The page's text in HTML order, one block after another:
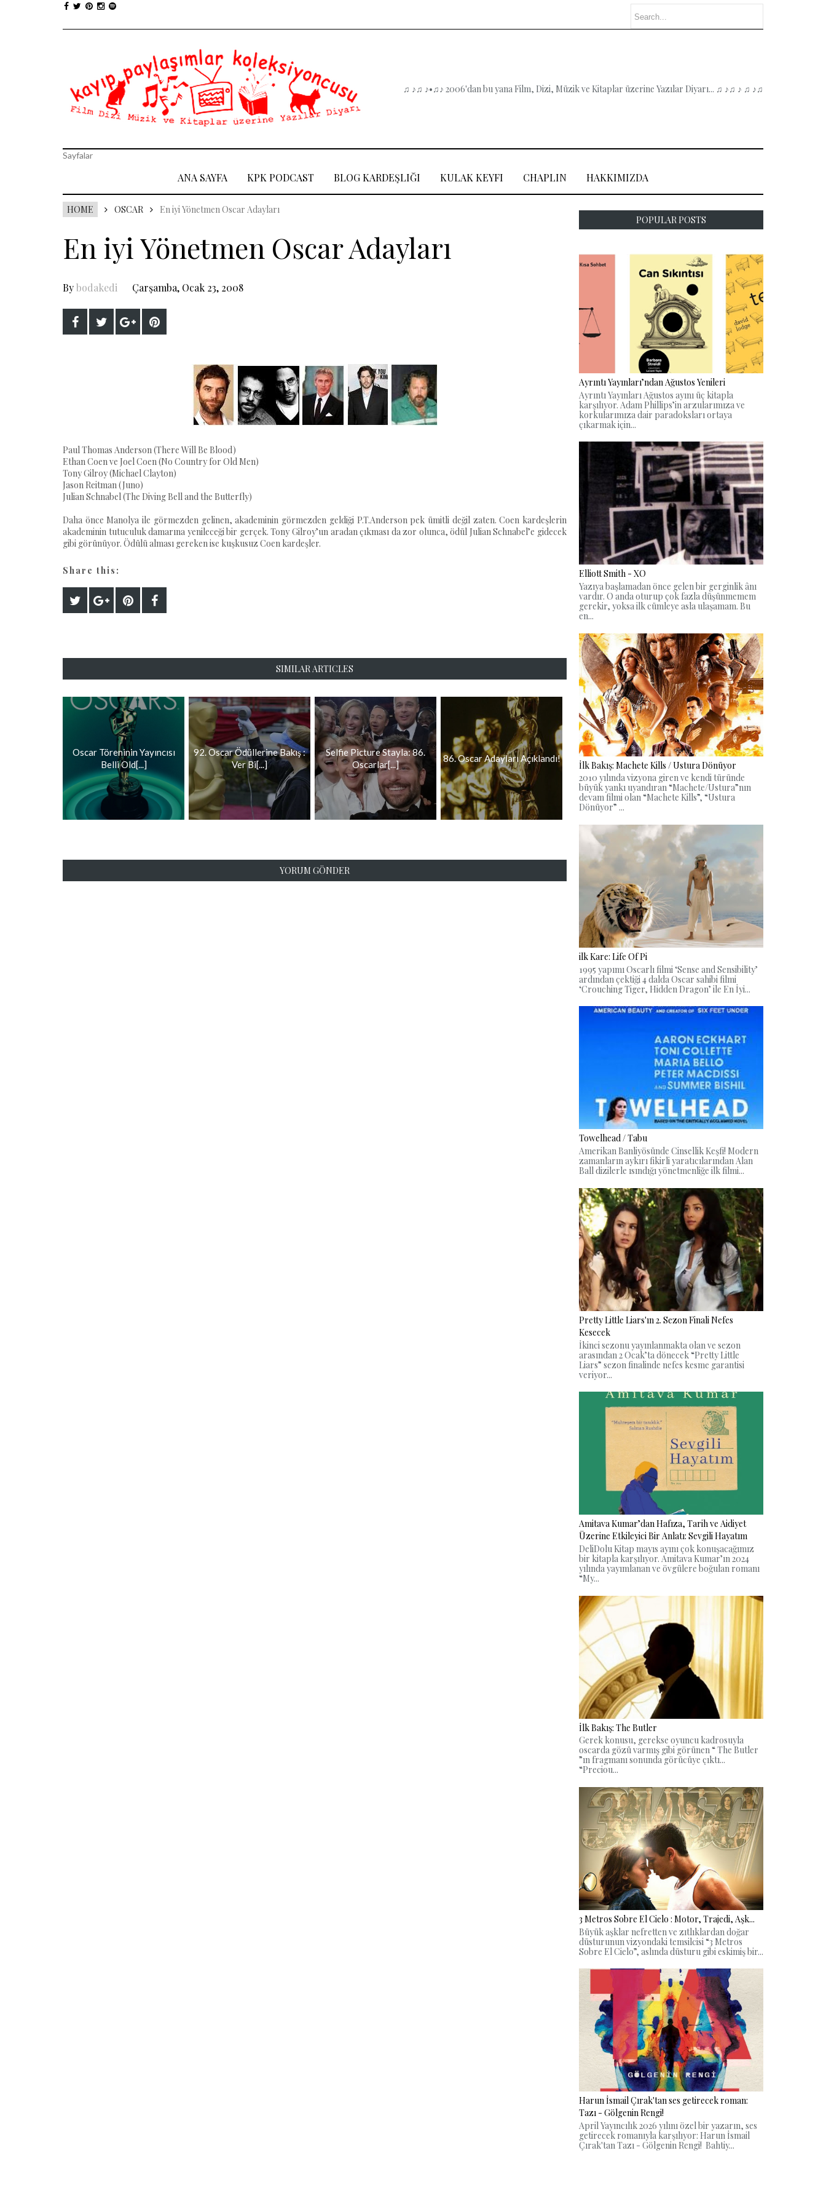
♫ ♪♫ ♪•♫♪ 2006'dan bu yana Film, Dizi, Müzik ve Kitaplar üzerine Yazılar Diyarı... ♫ ♪♫ ♪ ♫ ♪♫
Sayfalar
ANA SAYFA KPK PODCAST BLOG KARDEŞLIĞI KULAK KEYFI CHAPLIN HAKKIMIZDA
HOME OSCAR En iyi Yönetmen Oscar Adayları
En iyi Yönetmen Oscar Adayları
Bybodakedi Çarşamba, Ocak 23, 2008
Paul Thomas Anderson (There Will Be Blood)
Ethan Coen ve Joel Coen (No Country for Old Men)
Tony Gilroy (Michael Clayton)
Jason Reitman (Juno)
Julian Schnabel (The Diving Bell and the Butterfly)
Daha önce Manolya ile görmezden gelinen, akademinin görmezden geldiği P.T.Anderson pek ümitli değil zaten. Coen kardeşlerin
akademinin tutuculuk damarına yenileceği bir gerçek. Tony Gilroy’un aradan çıkması da zor olunca, ödül Julian Schnabel’e gidecek
gibi görünüyor. Ödülü alması gereken ise kuşkusuz Coen kardeşler.
Share this:
SIMILAR ARTICLES
Oscar Töreninin Yayıncısı
Belli Old[...]
92. Oscar Ödüllerine Bakış :
Ver Bi[...]
Selfie Picture Stayla: 86.
Oscarlar[...]
86. Oscar Adayları Açıklandı!
YORUM GÖNDER
POPULAR POSTS
Ayrıntı Yayınları’ndan Ağustos Yenileri
Ayrıntı Yayınları Ağustos ayını üç kitapla
karşılıyor. Adam Phillips’in arzularımıza ve
korkularımıza dair paradoksları ortaya
çıkarmak için...
Elliott Smith - XO
Yazıya başlamadan önce gelen bir gerginlik ânı
vardır. O anda oturup çok fazla düşünmemem
gerekir, yoksa ilk cümleye asla ulaşamam. Bu
en...
İlk Bakış: Machete Kills / Ustura Dönüyor
2010 yılında vizyona giren ve kendi türünde
büyük yankı uyandıran “Machete/Ustura”nın
devam filmi olan “Machete Kills”, “Ustura
Dönüyor” ...
ilk Kare: Life Of Pi
1995 yapımı Oscarlı filmi ‘Sense and Sensibility’
ardından çektiği 4 dalda Oscar sahibi filmi
‘Crouching Tiger, Hidden Dragon’ ile En İyi...
Towelhead / Tabu
Amerikan Banliyösünde Cinsellik Keşfi! Modern
zamanların aykırı fikirli yaratıcılarından Alan
Ball dizilerle ısındığı yönetmenliğe ilk filmi...
Pretty Little Liars'ın 2. Sezon Finali Nefes
Kesecek
İkinci sezonu yayınlanmakta olan ve sezon
arasından 2 Ocak’ta dönecek “Pretty Little
Liars” sezon finalinde nefes kesme garantisi
veriyor...
Amitava Kumar’dan Hafıza, Tarih ve Aidiyet
Üzerine Etkileyici Bir Anlatı: Sevgili Hayatım
DeliDolu Kitap mayıs ayını çok konuşacağımız
bir kitapla karşılıyor. Amitava Kumar’ın 2024
yılında yayımlanan ve övgülere boğulan romanı
“My...
İlk Bakış: The Butler
Gerek konusu, gerekse oyuncu kadrosuyla
oscarda gözü varmış gibi görünen “ The Butler
”ın fragmanı sonunda görücüye çıktı...
“Preciou...
3 Metros Sobre El Cielo : Motor, Trajedi, Aşk...
Büyük aşklar nefretten ve zıtlıklardan doğar
düsturunun vizyondaki temsilcisi “3 Metros
Sobre El Cielo”, aslında düsturu gibi eskimiş bir...
Harun İsmail Çırak'tan ses getirecek roman:
Tazı - Gölgenin Rengi!
April Yayıncılık 2026 yılını özel bir yazarın, ses
getirecek romanıyla karşılıyor: Harun İsmail
Çırak'tan Tazı - Gölgenin Rengi! Bahtiy...